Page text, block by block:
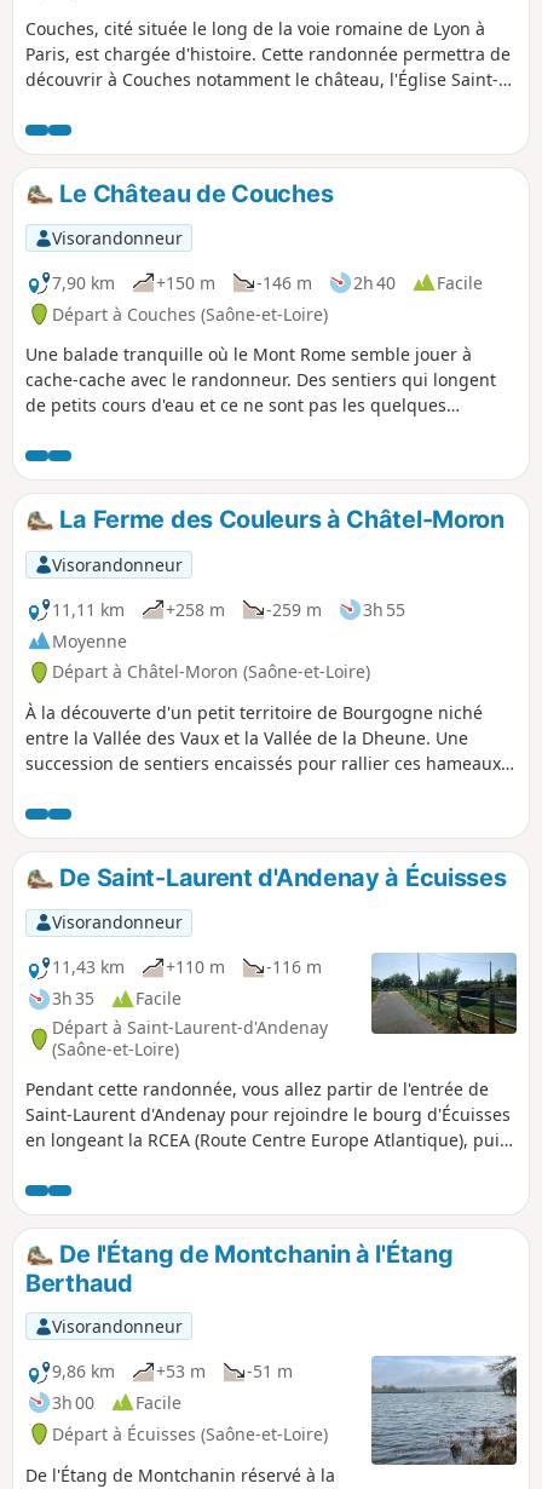
Couches, cité située le long de la voie romaine de Lyon à
Paris, est chargée d'histoire. Cette randonnée permettra de
découvrir à Couches notamment le château, l'Église Saint-
couchois est aussi très fourni en lavoirs dont plusieurs sont
situés le long du chemin.
Le Château de Couches
Visorandonneur
7,90 km
+150 m -146 m 2h 40
Facile
Départ à Couches (Saône-et-Loire)
Une balade tranquille où le Mont Rome semble jouer à
cache-cache avec le randonneur. Des sentiers qui longent
de petits cours d'eau et ce ne sont pas les quelques
petite grimpette, juste pour garder la forme.
La Ferme des Couleurs à Châtel-Moron
Visorandonneur
11,11 km
+258 m -259 m
3h 55
Moyenne
Départ à Châtel-Moron (Saône-et-Loire)
À la découverte d'un petit territoire de Bourgogne niché
entre la Vallée des Vaux et la Vallée de la Dheune. Une
succession de sentiers encaissés pour rallier ces hameaux
".
De Saint-Laurent d'Andenay à Écuisses
Visorandonneur
11,43 km
+110 m
-116 m
3h 35
Facile
Départ à Saint-Laurent-d'Andenay
(Saône-et-Loire)
Pendant cette randonnée, vous allez partir de l'entrée de
Saint-Laurent d'Andenay pour rejoindre le bourg d'Écuisses
en longeant la RCEA (Route Centre Europe Atlantique), puis
du Canal du Centre. À Écuisses, vous avez les options de
visiter le Musée du Canal et la Villa Perrusson. Puis toujours
par la voie verte, vous rejoindrez le pont Jeanne Rose et
votre point de départ par la D18.
De l'Étang de Montchanin à l'Étang
Berthaud
Visorandonneur
9,86 km
+53 m
-51 m
3h 00
Facile
Départ à Écuisses (Saône-et-Loire)
De l'Étang de Montchanin réservé à la